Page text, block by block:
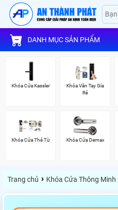
DANH MỤC SẢN PHẨM
Khóa Cửa Kassler
Khóa Vân Tay Gía
Rẻ
Khóa Cửa Thẻ Từ Khóa Cửa Demax
Trang chủ › Khóa Cửa Thông Minh